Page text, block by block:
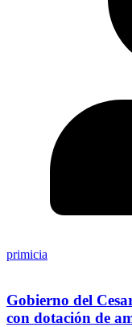
primicia
Gobierno del
con dotación de